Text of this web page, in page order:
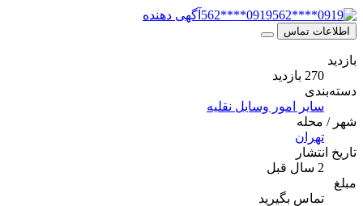
0919****562 آگهی دهنده
اطلاعات تماس
بازدید
270 بازدید
دسته‌بندی
سایر امور وسایل نقلیه
شهر / محله
تهران
تاریخ انتشار
2 سال قبل
مبلغ
تماس بگیرید